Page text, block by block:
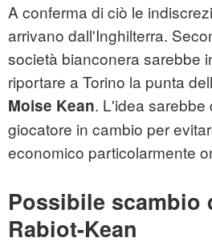
A conferma di ciò le
arrivano dall'Inghilterra.
società bianconera sarebbe
riportare a Torino la punta
Moise Kean. L'idea sarebbe
giocatore in cambio per
economico particolarmente
Possibile scambio
Rabiot-Kean